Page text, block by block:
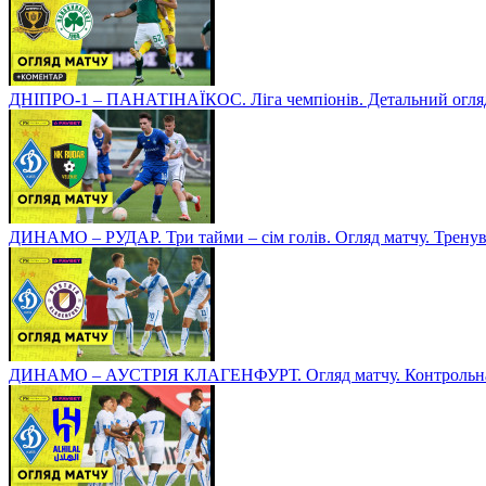
ДНІПРО-1 – ПАНАТІНАЇКОС. Ліга чемпіонів. Детальний
ДИНАМО – РУДАР. Три тайми – сім голів. Огляд матчу.
ДИНАМО – АУСТРІЯ КЛАГЕНФУРТ. Огляд матчу.